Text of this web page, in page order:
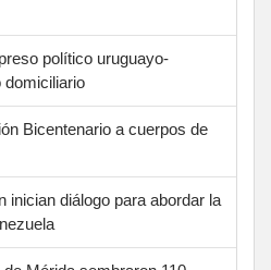
político uruguayo-
domiciliario
Bicentenario a cuerpos de
inician diálogo para abordar la